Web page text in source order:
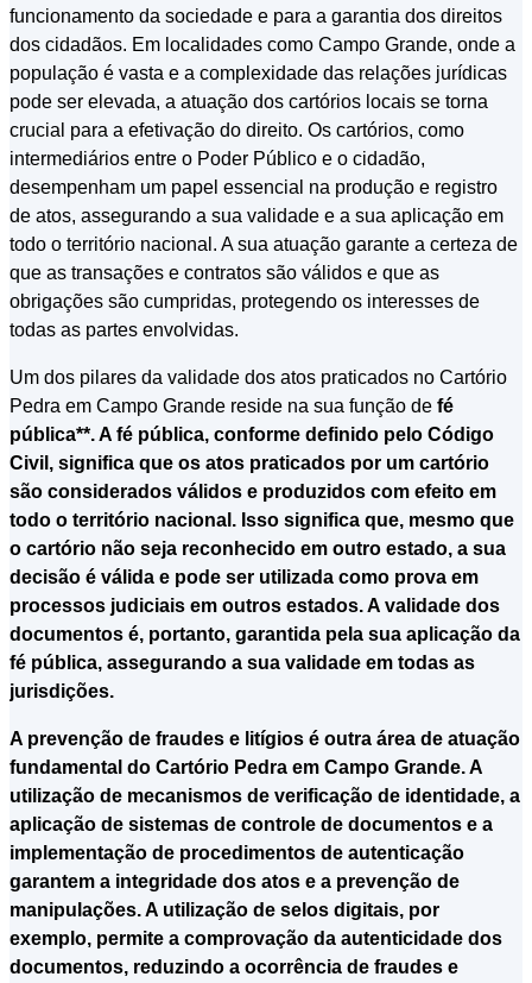
funcionamento da sociedade e para a garantia dos direitos
dos cidadãos. Em localidades como Campo Grande, onde a
população é vasta e a complexidade das relações jurídicas
pode ser elevada, a atuação dos cartórios locais se torna
crucial para a efetivação do direito. Os cartórios, como
intermediários entre o Poder Público e o cidadão,
desempenham um papel essencial na produção e registro
de atos, assegurando a sua validade e a sua aplicação em
todo o território nacional. A sua atuação garante a certeza de
que as transações e contratos são válidos e que as
obrigações são cumpridas, protegendo os interesses de
todas as partes envolvidas.
Um dos pilares da validade dos atos praticados no Cartório
Pedra em Campo Grande reside na sua função de fé
pública**. A fé pública, conforme definido pelo Código
Civil, significa que os atos praticados por um cartório
são considerados válidos e produzidos com efeito em
todo o território nacional. Isso significa que, mesmo que
o cartório não seja reconhecido em outro estado, a sua
decisão é válida e pode ser utilizada como prova em
processos judiciais em outros estados. A validade dos
documentos é, portanto, garantida pela sua aplicação da
fé pública, assegurando a sua validade em todas as
jurisdições.
A prevenção de fraudes e litígios é outra área de atuação
fundamental do Cartório Pedra em Campo Grande. A
utilização de mecanismos de verificação de identidade, a
aplicação de sistemas de controle de documentos e a
implementação de procedimentos de autenticação
garantem a integridade dos atos e a prevenção de
manipulações. A utilização de selos digitais, por
exemplo, permite a comprovação da autenticidade dos
documentos, reduzindo a ocorrência de fraudes e